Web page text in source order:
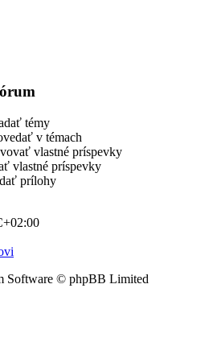
témy
v témach
vlastné príspevky
vlastné príspevky
prílohy
Software © phpBB Limited